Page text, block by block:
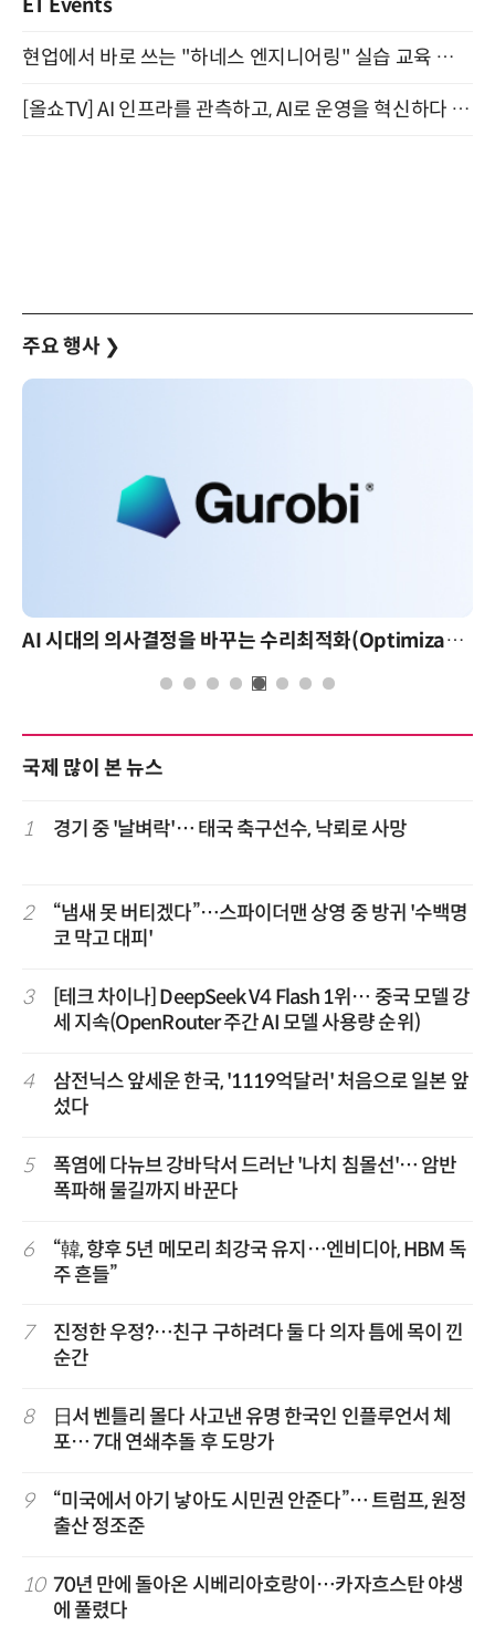
ET Events
현업에서 바로 쓰는 "하네스 엔지니어링" 실습 교육 워크숍 8월 20일 개최
[올쇼TV] AI 인프라를 관측하고, AI로 운영을 혁신하다 (8월 11일 생방송)
주요 행사 ❯
AI 시대의 의사결정을 바꾸는 수리최적화(Optimization): 실제 산업 적용 사례와 활용 전략
국제 많이 본 뉴스
1 경기 중 '날벼락'… 태국 축구선수, 낙뢰로 사망
2
“냄새 못 버티겠다”…스파이더맨 상영 중 방귀 '수백명
코 막고 대피'
3
[테크 차이나] DeepSeek V4 Flash 1위… 중국 모델 강
세 지속(OpenRouter 주간 AI 모델 사용량 순위)
4
삼전닉스 앞세운 한국, '1119억달러' 처음으로 일본 앞
섰다
5
폭염에 다뉴브 강바닥서 드러난 '나치 침몰선'… 암반
폭파해 물길까지 바꾼다
6
“韓, 향후 5년 메모리 최강국 유지…엔비디아, HBM 독
주 흔들”
7
진정한 우정?…친구 구하려다 둘 다 의자 틈에 목이 낀
순간
8
日서 벤틀리 몰다 사고낸 유명 한국인 인플루언서 체
포… 7대 연쇄추돌 후 도망가
9
“미국에서 아기 낳아도 시민권 안준다”… 트럼프, 원정
출산 정조준
10 70년 만에 돌아온 시베리아호랑이…카자흐스탄 야생
에 풀렸다